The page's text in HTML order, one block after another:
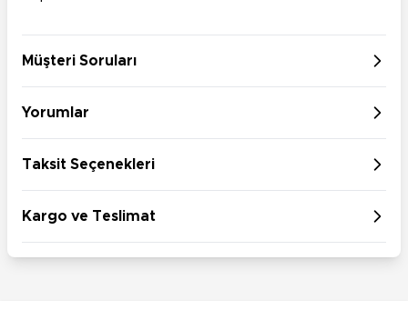
Müşteri Soruları
Yorumlar
Taksit Seçenekleri
Kargo ve Teslimat